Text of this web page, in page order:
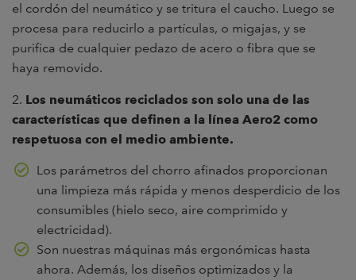
el cordón del neumático y se tritura el caucho. Luego se
procesa para reducirlo a partículas, o migajas, y se
purifica de cualquier pedazo de acero o fibra que se
haya removido.
2. Los neumáticos reciclados son solo una de las
características que definen a la línea Aero2 como
respetuosa con el medio ambiente.
Los parámetros del chorro afinados proporcionan
una limpieza más rápida y menos desperdicio de los
consumibles (hielo seco, aire comprimido y
electricidad).
Son nuestras máquinas más ergonómicas hasta
ahora. Además, los diseños optimizados y la